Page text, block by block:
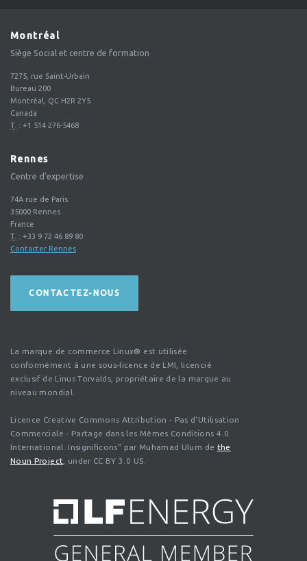
Montréal
Siège Social et centre de formation
7275, rue Saint-Urbain
Bureau 200
Montréal, QC H2R 2Y5
Canada
T. : +1 514 276-5468
Rennes
Centre d'expertise
74A rue de Paris
35000 Rennes
France
T. : +33 9 72 46 89 80
Contacter Rennes
CONTACTEZ-NOUS
La marque de commerce Linux® est utilisée
conformément à une sous-licence de LMI, licencié
exclusif de Linus Torvalds, propriétaire de la marque au
niveau mondial.
Licence Creative Commons Attribution - Pas d'Utilisation
Commerciale - Partage dans les Mêmes Conditions 4.0
International. Insignificons" par Muhamad Ulum de the
Noun Project , under CC BY 3.0 US.